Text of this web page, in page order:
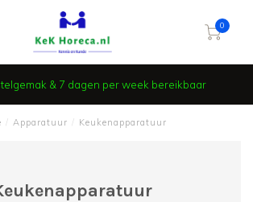
0
& 7 dagen per week bereikbaar
Apparatuur Keukenapparatuur